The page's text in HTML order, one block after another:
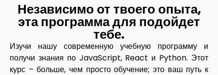
Независимо от твоего опыта,
эта программа для подойдет
тебе. ​
Изучи нашу современную учебную программу и
получи знания по JavaScript, React и Python. Этот
курс – больше, чем просто обучение; это ваш путь к